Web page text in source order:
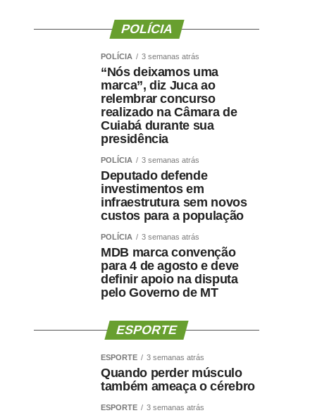
POLÍCIA
POLÍCIA 3 semanas atrás
“Nós deixamos uma
marca”, diz Juca ao
relembrar concurso
realizado na Câmara de
Cuiabá durante sua
presidência
POLÍCIA 3 semanas atrás
Deputado defende
investimentos em
infraestrutura sem novos
custos para a população
POLÍCIA 3 semanas atrás
MDB marca convenção
para 4 de agosto e deve
definir apoio na disputa
pelo Governo de MT
ESPORTE
ESPORTE 3 semanas atrás
Quando perder músculo
também ameaça o cérebro
ESPORTE 3 semanas atrás